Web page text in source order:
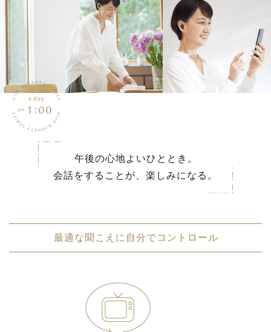
午後の心地よいひととき。
会話をすることが、楽しみになる。
最適な聞こえに自分でコントロール